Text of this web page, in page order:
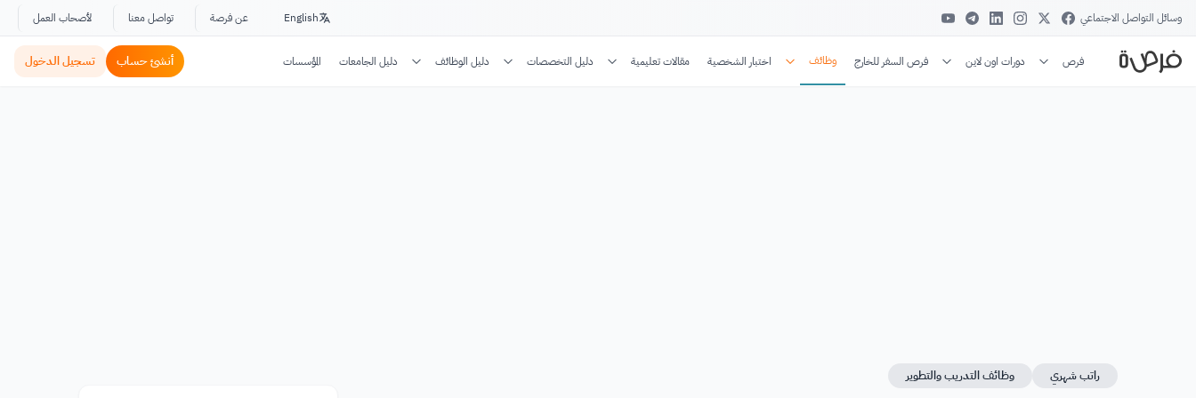
وسائل التواصل الاجتماعي English عن فرصة تواصل معنا لأصحاب العمل
فرص دورات اون لاين فرص السفر للخارج وظائف اختبار الشخصية مقالات تعليمية دليل التخصصات دليل الوظائف دليل الجامعات المؤسسات أنشئ حساب تسجيل الدخول
راتب شهري وظائف التدريب والتطوير